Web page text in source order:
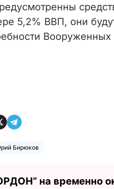
5,2% ВВП, они
Бирюков
на временно